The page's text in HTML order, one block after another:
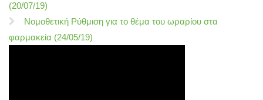
(20/07/19)
Νομοθετική Ρύθμιση για το θέμα του ωραρίου στα
φαρμακεία (24/05/19)